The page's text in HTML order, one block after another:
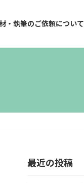
・執筆のご依頼について
最近の投稿